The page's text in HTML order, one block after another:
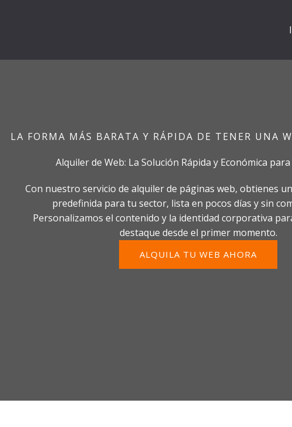
LA FORMA MÁS BARATA Y RÁPIDA DE TENER UNA
Alquiler de Web: La Solución Rápida y Económica
Con nuestro servicio de alquiler de páginas web, obtienes
predefinida para tu sector, lista en pocos días y sin
Personalizamos el contenido y la identidad corporativa
destaque desde el primer momento.
ALQUILA TU WEB AHORA